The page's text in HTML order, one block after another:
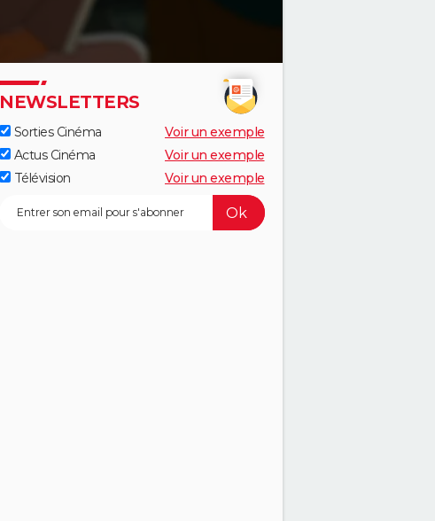
NEWSLETTERS
Sorties Cinéma
Voir un exemple
Actus Cinéma
Voir un exemple
Télévision
Voir un exemple